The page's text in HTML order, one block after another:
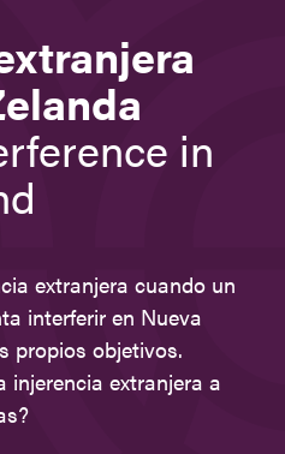
in
extranjera cuando un
interferir en Nueva
propios objetivos.
injerencia extranjera a